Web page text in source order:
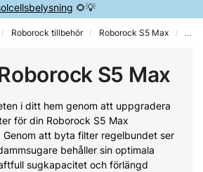
🌻💡
/ Roborock tillbehör / Roborock S5 Max /
S5 Max
i ditt hem genom att uppgradera
för din Roborock S5 Max
Genom att byta filter regelbundet ser
behåller sin optimala
sugkapacitet och förlängd